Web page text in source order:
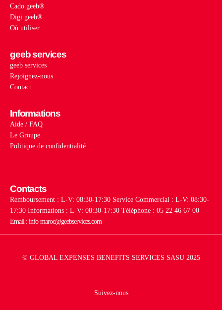
Cado geeb®
Digi geeb®
Où utiliser
geeb services
geeb services
Rejoignez-nous
Contact
Informations
Aide / FAQ
Le Groupe
Politique de confidentialité
Contacts
Remboursement : L-V: 08:30-17:30 Service Commercial : L-V: 08:30-
17:30 Informations : L-V: 08:30-17:30 Téléphone : 05 22 46 67 00
Email : info-maroc@geebservices.com
© GLOBAL EXPENSES BENEFITS SERVICES SASU 2025
Suivez-nous